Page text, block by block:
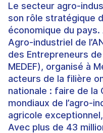
Le secteur agro-
son rôle stratégique
économique du pays.
Agro-industriel de
des Entrepreneurs
MEDEF), organisé à
acteurs de la filière
nationale : faire de la
mondiaux de l’agro-
agricole
Avec plus de 43